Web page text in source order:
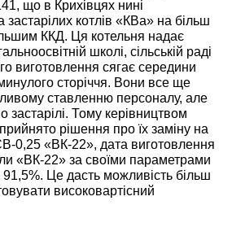
що в Крихівцях нині
застарілих котлів «КВа» на більш
ККД. Ця котельня надає
школі, сільській раді
виготовлення сягає середини
сторіччя. Вони все ще
ставленню персоналу, але
Тому керівництвом
рішення про їх заміну на
0,25 «ВК-22», дата виготовлення
«ВК-22» за своїми параметрами
Це дасть можливість більш
високовартісний